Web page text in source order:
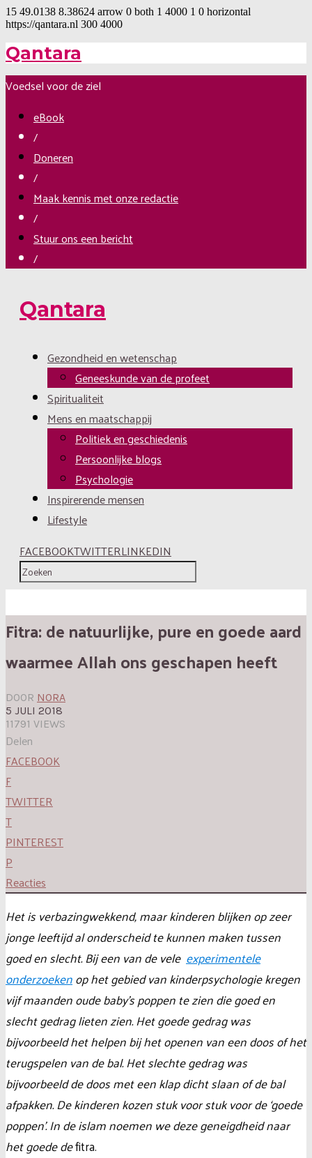
15 49.0138 8.38624 arrow 0 both 1 4000 1 0 horizontal
https://qantara.nl 300 4000
Qantara
Voedsel voor de ziel
eBook
/
Doneren
/
Maak kennis met onze redactie
/
Stuur ons een bericht
/
Qantara
Gezondheid en wetenschap
Geneeskunde van de profeet
Spiritualiteit
Mens en maatschappij
Politiek en geschiedenis
Persoonlijke blogs
Psychologie
Inspirerende mensen
Lifestyle
FACEBOOKTWITTERLINKEDIN
Fitra: de natuurlijke, pure en goede aard
waarmee Allah ons geschapen heeft
DOOR NORA
5 JULI 2018
11791 VIEWS
Delen
FACEBOOK
F
TWITTER
T
PINTEREST
P
Reacties
Het is verbazingwekkend, maar kinderen blijken op zeer
jonge leeftijd al onderscheid te kunnen maken tussen
goed en slecht. Bij een van de vele experimentele
onderzoekenop het gebied van kinderpsychologie kregen
vijf maanden oude baby’s poppen te zien die goed en
slecht gedrag lieten zien. Het goede gedrag was
bijvoorbeeld het helpen bij het openen van een doos of het
terugspelen van de bal. Het slechte gedrag was
bijvoorbeeld de doos met een klap dicht slaan of de bal
afpakken. De kinderen kozen stuk voor stuk voor de ‘goede
poppen’. In de islam noemen we deze geneigdheid naar
het goede defitra.